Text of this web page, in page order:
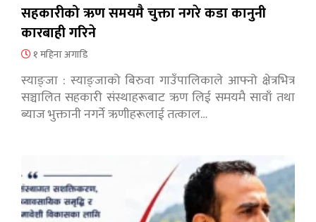
सहकारीको ऋण समयमै चुक्ता नगरे कडा कानुनी
कारबाही गरिने
१ महिना अगाडि
स्याङ्जा : स्याङ्जाको बिरुवा गाउँपालिकाले आफ्नो क्षेत्रभित्र
सञ्चालित सहकारी संस्थाहरूबाट ऋण लिई समयमै सावाँ तथा
ब्याज भुक्तानी नगर्ने ऋणीहरूलाई तत्काल…